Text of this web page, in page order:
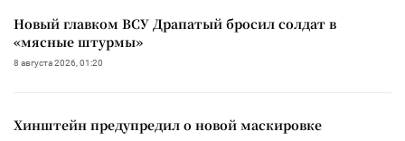
Новый главком ВСУ Драпатый бросил солдат в
«мясные штурмы»
8 августа 2026, 01:20
Хинштейн предупредил о новой маскировке